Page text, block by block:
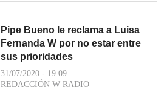
Pipe Bueno le reclama a Luisa
Fernanda W por no estar entre
sus prioridades
31/07/2020 - 19:09
REDACCIÓN W RADIO